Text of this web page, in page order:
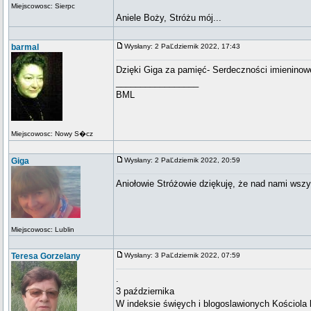
Miejscowosc: Sierpc
Aniele Boży, Stróżu mój...
barmal
Miejscowosc: Nowy S�cz
Wysłany: 2 PaĽdziernik 2022, 17:43
Dzięki Giga za pamięć- Serdeczności
BML
Giga
Miejscowosc: Lublin
Wysłany: 2 PaĽdziernik 2022, 20:59
Aniołowie Stróżowie dziękuję, że nad nami
Teresa Gorzelany Wysłany: 3 PaĽdziernik 2022, 07:59
.
3 października
W indeksie święych i blogoslawionych